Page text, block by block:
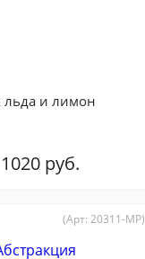
льда и лимон
руб.
(Арт: 20311-MP)